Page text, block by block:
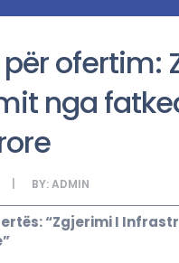
për ofertim:
nga
BY:ADMIN
“Zgjerimi I